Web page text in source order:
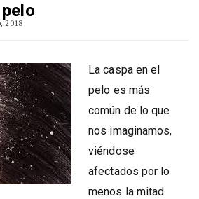
2018
La caspa en el
pelo es más
común de lo que
nos imaginamos,
viéndose
afectados por lo
menos la mitad